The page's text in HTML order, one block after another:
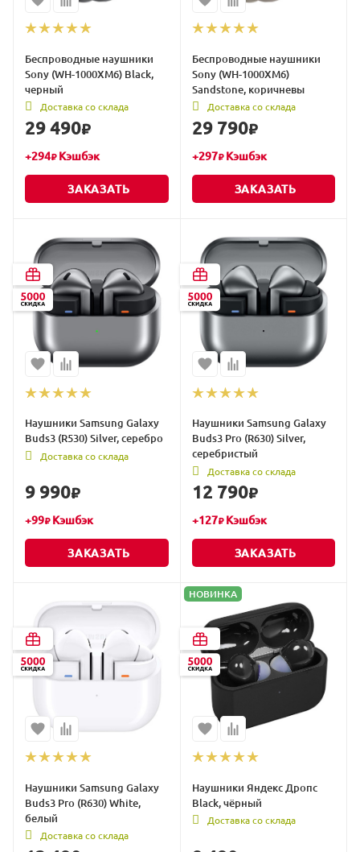
Беспроводные наушники
Sony (WH-1000XM6) Black,
черный
Доставка со склада
29 490₽
+294₽Кэшбэк
ЗАКАЗАТЬ
Беспроводные наушники
Sony (WH-1000XM6)
Sandstone, коричневы
Доставка со склада
29 790₽
+297₽Кэшбэк
ЗАКАЗАТЬ
Наушники Samsung Galaxy
Buds3 (R530) Silver, серебро
Доставка со склада
9 990₽
+99₽Кэшбэк
ЗАКАЗАТЬ
Наушники Samsung Galaxy
Buds3 Pro (R630) Silver,
серебристый
Доставка со склада
12 790₽
+127₽Кэшбэк
ЗАКАЗАТЬ
Наушники Samsung Galaxy
Buds3 Pro (R630) White,
белый
Доставка со склада
НОВИНКА
Наушники Яндекс Дропс
Black, чёрный
Доставка со склада